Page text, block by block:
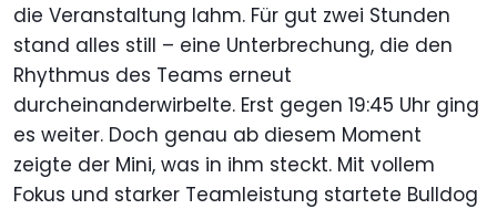
die Veranstaltung lahm. Für gut zwei Stunden
stand alles still – eine Unterbrechung, die den
Rhythmus des Teams erneut
durcheinanderwirbelte. Erst gegen 19:45 Uhr ging
es weiter. Doch genau ab diesem Moment
zeigte der Mini, was in ihm steckt. Mit vollem
Fokus und starker Teamleistung startete Bulldog